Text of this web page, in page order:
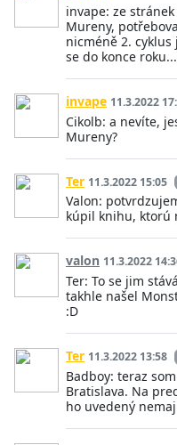
invape: ze
Mureny,
nicméně 2.
se do konce
invape 11.3.2022
Cikolb: a nevíte,
Mureny?
Ter 11.3.2022 15:05
Valon:
kúpil knihu, ktorú
valon 11.3.2022
Ter: To se jim
takhle našel
:D
Ter 11.3.2022 13:58
Badboy: teraz
Bratislava. Na
ho uvedený